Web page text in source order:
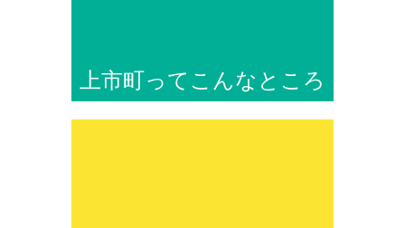
上市町ってこんなところ